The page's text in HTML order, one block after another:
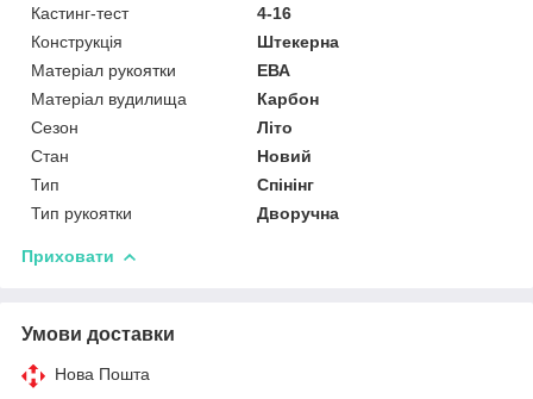
Кастинг-тест
4-16
Конструкція
Штекерна
Матеріал рукоятки
ЕВА
Матеріал вудилища
Карбон
Сезон
Літо
Стан
Новий
Тип
Спінінг
Тип рукоятки
Дворучна
Приховати
Умови доставки
Нова Пошта